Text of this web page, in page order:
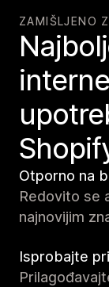
ZAMIŠLJENO
Otporno na
Redovito se
najnovijim
Isprobajte